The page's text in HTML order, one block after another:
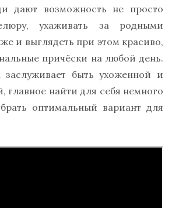
дают возможность не просто
ухаживать за родными
и выглядеть при этом красиво,
причёски на любой день.
заслуживает быть ухоженной и
главное найти для себя немного
оптимальный вариант для